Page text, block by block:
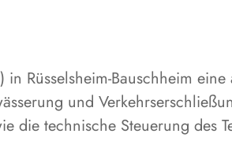
Rüsselsheim-Bauschheim
und
die technische Steuerung des